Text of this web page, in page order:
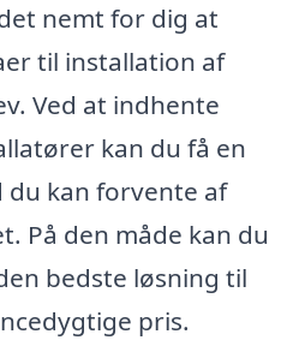
nemt for dig at
til installation af
Ved at indhente
kan du få en
du kan forvente af
På den måde kan du
bedste løsning til
pris.